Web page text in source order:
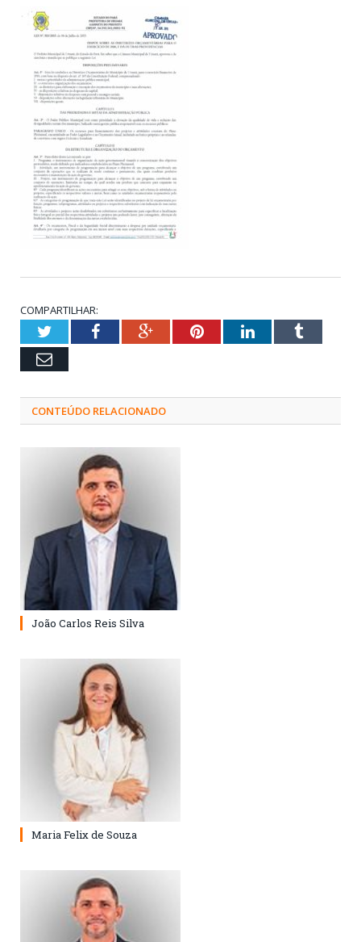
COMPARTILHAR:
TwitterFacebookGoogle+PinterestLinkedInTumblr
Email
CONTEÚDO RELACIONADO
João Carlos Reis Silva
Maria Felix de Souza